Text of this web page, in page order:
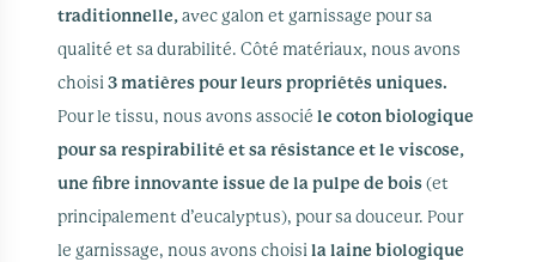
traditionnelle, avec galon et garnissage pour sa
qualité et sa durabilité. Côté matériaux, nous avons
choisi 3 matières pour leurs propriétés uniques.
Pour le tissu, nous avons associé le coton biologique
pour sa respirabilité et sa résistance et le viscose,
une fibre innovante issue de la pulpe de bois (et
principalement d’eucalyptus), pour sa douceur. Pour
le garnissage, nous avons choisi la laine biologique